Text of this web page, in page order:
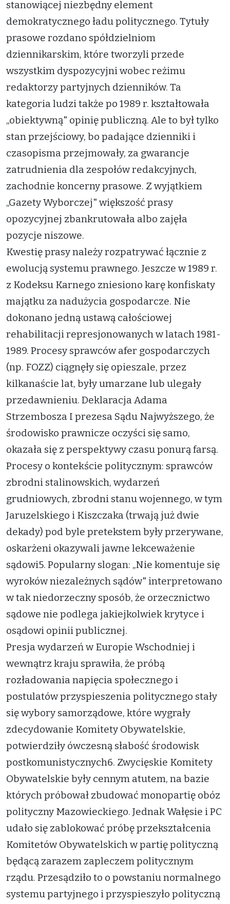
stanowiącej niezbędny element
demokratycznego ładu politycznego. Tytuły
prasowe rozdano spółdzielniom
dziennikarskim, które tworzyli przede
wszystkim dyspozycyjni wobec reżimu
redaktorzy partyjnych dzienników. Ta
kategoria ludzi także po 1989 r. kształtowała
„obiektywną" opinię publiczną. Ale to był tylko
stan przejściowy, bo padające dzienniki i
czasopisma przejmowały, za gwarancje
zatrudnienia dla zespołów redakcyjnych,
zachodnie koncerny prasowe. Z wyjątkiem
„Gazety Wyborczej" większość prasy
opozycyjnej zbankrutowała albo zajęła
pozycje niszowe.
Kwestię prasy należy rozpatrywać łącznie z
ewolucją systemu prawnego. Jeszcze w 1989 r.
z Kodeksu Karnego zniesiono karę konfiskaty
majątku za nadużycia gospodarcze. Nie
dokonano jedną ustawą całościowej
rehabilitacji represjonowanych w latach 1981-
1989. Procesy sprawców afer gospodarczych
(np. FOZZ) ciągnęły się opieszale, przez
kilkanaście lat, były umarzane lub ulegały
przedawnieniu. Deklaracja Adama
Strzembosza I prezesa Sądu Najwyższego, że
środowisko prawnicze oczyści się samo,
okazała się z perspektywy czasu ponurą farsą.
Procesy o kontekście politycznym: sprawców
zbrodni stalinowskich, wydarzeń
grudniowych, zbrodni stanu wojennego, w tym
Jaruzelskiego i Kiszczaka (trwają już dwie
dekady) pod byle pretekstem były przerywane,
oskarżeni okazywali jawne lekceważenie
sądowi5. Popularny slogan: „Nie komentuje się
wyroków niezależnych sądów" interpretowano
w tak niedorzeczny sposób, że orzecznictwo
sądowe nie podlega jakiejkolwiek krytyce i
osądowi opinii publicznej.
Presja wydarzeń w Europie Wschodniej i
wewnątrz kraju sprawiła, że próbą
rozładowania napięcia społecznego i
postulatów przyspieszenia politycznego stały
się wybory samorządowe, które wygrały
zdecydowanie Komitety Obywatelskie,
potwierdziły ówczesną słabość środowisk
postkomunistycznych6. Zwycięskie Komitety
Obywatelskie były cennym atutem, na bazie
których próbował zbudować monopartię obóz
polityczny Mazowieckiego. Jednak Wałęsie i PC
udało się zablokować próbę przekształcenia
Komitetów Obywatelskich w partię polityczną
będącą zarazem zapleczem politycznym
rządu. Przesądziło to o powstaniu normalnego
systemu partyjnego i przyspieszyło polityczną